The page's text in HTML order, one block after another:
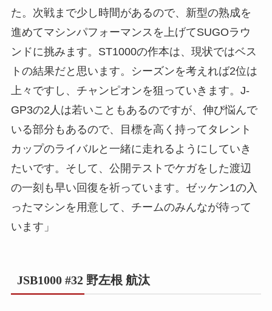
た。次戦まで少し時間があるので、新型の熟成を
進めてマシンパフォーマンスを上げてSUGOラウ
ンドに挑みます。ST1000の作本は、現状ではベス
トの結果だと思います。シーズンを考えれば2位は
上々ですし、チャンピオンを狙っていきます。J-
GP3の2人は若いこともあるのですが、伸び悩んで
いる部分もあるので、目標を高く持ってタレント
カップのライバルと一緒に走れるようにしていき
たいです。そして、公開テストでケガをした渡辺
の一刻も早い回復を祈っています。ゼッケン1の入
ったマシンを用意して、チームのみんなが待って
います」
JSB1000 #32 野左根 航汰